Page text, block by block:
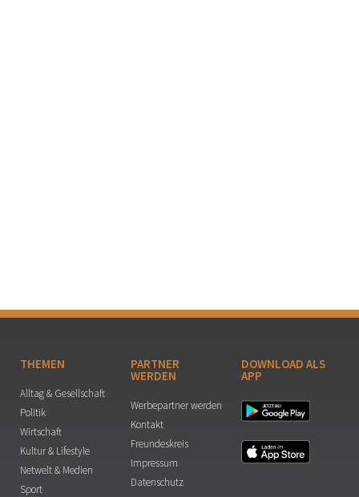
THEMEN
Alltag & Gesellschaft
Politik
Wirtschaft
Kultur & Lifestyle
Netwelt & Medien
Sport
PARTNER
WERDEN
Werbepartner werden
Kontakt
Freundeskreis
Impressum
Datenschutz
DOWNLOAD ALS
APP